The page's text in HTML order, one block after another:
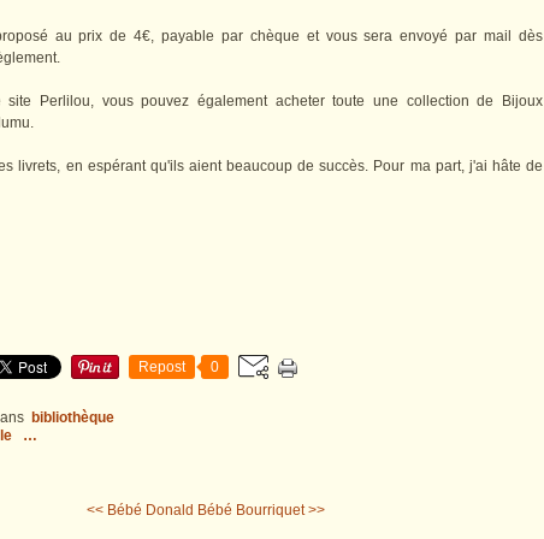
au prix de 4€, payable par chèque et vous sera envoyé par mail dès
Perlilou, vous pouvez également acheter toute une collection de Bijoux
livrets, en espérant qu'ils aient beaucoup de succès. Pour ma part, j'ai hâte de
Repost 0
bibliothèque
…
<< Bébé Donald Bébé Bourriquet >>